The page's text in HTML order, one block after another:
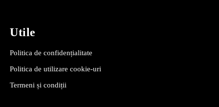
Utile
Politica de confidențialitate
Politica de utilizare cookie-uri
Termeni și condiții